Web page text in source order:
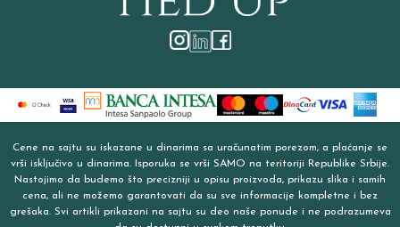
Cene na sajtu su iskazane u dinarima sa uračunatim porezom, a plaćanje se
vrši isključivo u dinarima. Isporuka se vrši SAMO na teritoriji Republike Srbije.
Nastojimo da budemo što precizniji u opisu proizvoda, prikazu slika i samih
cena, ali ne možemo garantovati da su sve informacije kompletne i bez
grešaka. Svi artikli prikazani na sajtu su deo naše ponude i ne podrazumeva